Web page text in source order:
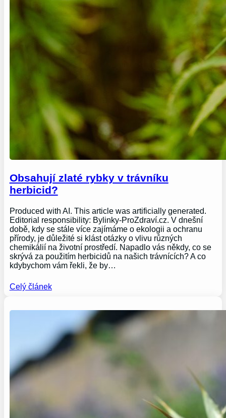
Obsahují zlaté rybky v trávníku
herbicid?
Produced with AI. This article was artificially generated.
Editorial responsibility: Bylinky-ProZdraví.cz. V dnešní
době, kdy se stále více zajímáme o ekologii a ochranu
přírody, je důležité si klást otázky o vlivu různých
chemikálií na životní prostředí. Napadlo vás někdy, co se
skrývá za použitím herbicidů na našich trávnících? A co
kdybychom vám řekli, že by…
Celý článek